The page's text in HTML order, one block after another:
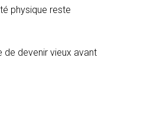
physique reste
de devenir vieux avant